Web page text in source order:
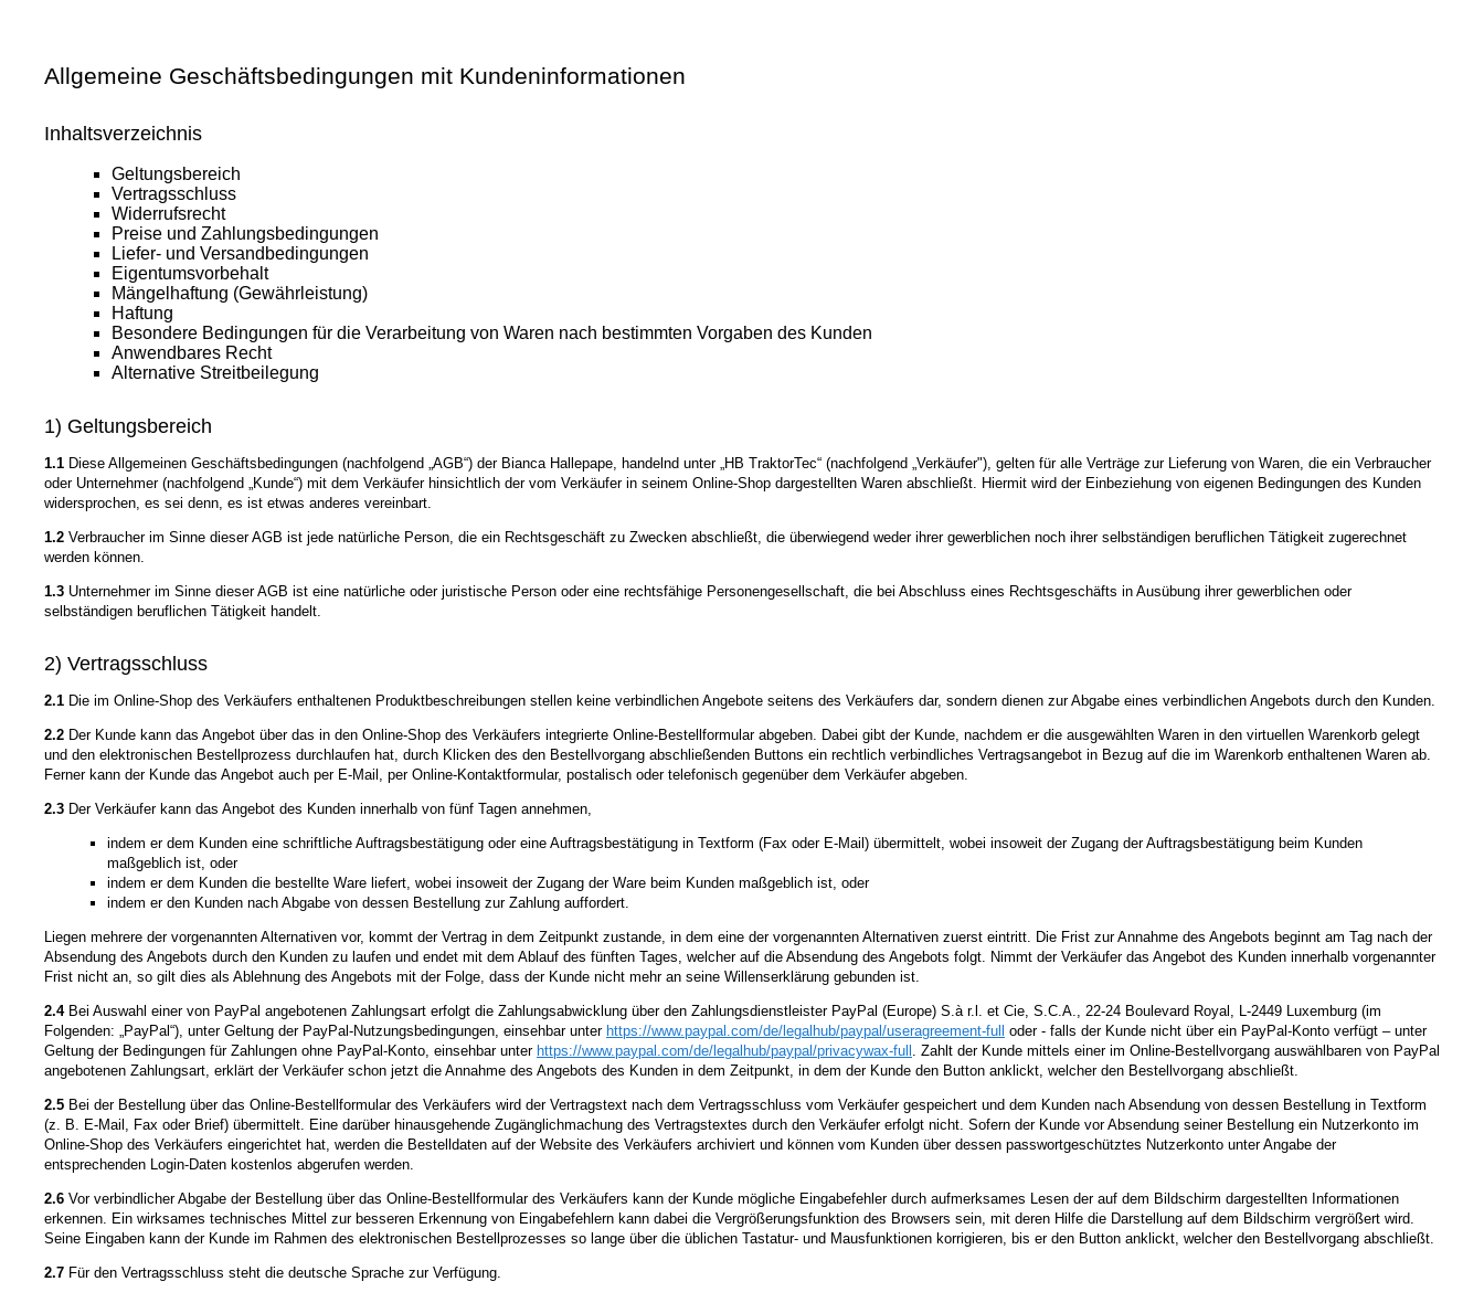
Allgemeine Geschäftsbedingungen mit Kundeninformationen
Inhaltsverzeichnis
Geltungsbereich
Vertragsschluss
Widerrufsrecht
Preise und Zahlungsbedingungen
Liefer- und Versandbedingungen
Eigentumsvorbehalt
Mängelhaftung (Gewährleistung)
Haftung
Besondere Bedingungen für die Verarbeitung von Waren nach bestimmten Vorgaben des Kunden
Anwendbares Recht
Alternative Streitbeilegung
1) Geltungsbereich
1.1 Diese Allgemeinen Geschäftsbedingungen (nachfolgend „AGB“) der Bianca Hallepape, handelnd unter „HB TraktorTec“ (nachfolgend „Verkäufer"), gelten für alle Verträge zur Lieferung von Waren, die ein Verbraucher
oder Unternehmer (nachfolgend „Kunde“) mit dem Verkäufer hinsichtlich der vom Verkäufer in seinem Online-Shop dargestellten Waren abschließt. Hiermit wird der Einbeziehung von eigenen Bedingungen des Kunden
widersprochen, es sei denn, es ist etwas anderes vereinbart.
1.2 Verbraucher im Sinne dieser AGB ist jede natürliche Person, die ein Rechtsgeschäft zu Zwecken abschließt, die überwiegend weder ihrer gewerblichen noch ihrer selbständigen beruflichen Tätigkeit zugerechnet
werden können.
1.3 Unternehmer im Sinne dieser AGB ist eine natürliche oder juristische Person oder eine rechtsfähige Personengesellschaft, die bei Abschluss eines Rechtsgeschäfts in Ausübung ihrer gewerblichen oder
selbständigen beruflichen Tätigkeit handelt.
2) Vertragsschluss
2.1 Die im Online-Shop des Verkäufers enthaltenen Produktbeschreibungen stellen keine verbindlichen Angebote seitens des Verkäufers dar, sondern dienen zur Abgabe eines verbindlichen Angebots durch den Kunden.
2.2 Der Kunde kann das Angebot über das in den Online-Shop des Verkäufers integrierte Online-Bestellformular abgeben. Dabei gibt der Kunde, nachdem er die ausgewählten Waren in den virtuellen Warenkorb gelegt
und den elektronischen Bestellprozess durchlaufen hat, durch Klicken des den Bestellvorgang abschließenden Buttons ein rechtlich verbindliches Vertragsangebot in Bezug auf die im Warenkorb enthaltenen Waren ab.
Ferner kann der Kunde das Angebot auch per E-Mail, per Online-Kontaktformular, postalisch oder telefonisch gegenüber dem Verkäufer abgeben.
2.3 Der Verkäufer kann das Angebot des Kunden innerhalb von fünf Tagen annehmen,
indem er dem Kunden eine schriftliche Auftragsbestätigung oder eine Auftragsbestätigung in Textform (Fax oder E-Mail) übermittelt, wobei insoweit der Zugang der Auftragsbestätigung beim Kunden
maßgeblich ist, oder
indem er dem Kunden die bestellte Ware liefert, wobei insoweit der Zugang der Ware beim Kunden maßgeblich ist, oder
indem er den Kunden nach Abgabe von dessen Bestellung zur Zahlung auffordert.
Liegen mehrere der vorgenannten Alternativen vor, kommt der Vertrag in dem Zeitpunkt zustande, in dem eine der vorgenannten Alternativen zuerst eintritt. Die Frist zur Annahme des Angebots beginnt am Tag nach der
Absendung des Angebots durch den Kunden zu laufen und endet mit dem Ablauf des fünften Tages, welcher auf die Absendung des Angebots folgt. Nimmt der Verkäufer das Angebot des Kunden innerhalb vorgenannter
Frist nicht an, so gilt dies als Ablehnung des Angebots mit der Folge, dass der Kunde nicht mehr an seine Willenserklärung gebunden ist.
2.4Bei Auswahl einer von PayPal angebotenen Zahlungsart erfolgt die Zahlungsabwicklung über den Zahlungsdienstleister PayPal (Europe) S.à r.l. et Cie, S.C.A., 22-24 Boulevard Royal, L-2449 Luxemburg (im
Folgenden: „PayPal“), unter Geltung der PayPal-Nutzungsbedingungen, einsehbar unter https://www.paypal.com/de/legalhub/paypal/useragreement-full
oder - falls der Kunde nicht über ein PayPal-Konto verfügt – unter
Geltung der Bedingungen für Zahlungen ohne PayPal-Konto, einsehbar unter https://www.paypal.com/de/legalhub/paypal/privacywax-full . Zahlt der Kunde mittels einer im Online-Bestellvorgang auswählbaren von PayPal
angebotenen Zahlungsart, erklärt der Verkäufer schon jetzt die Annahme des Angebots des Kunden in dem Zeitpunkt, in dem der Kunde den Button anklickt, welcher den Bestellvorgang abschließt.
2.5 Bei der Bestellung über das Online-Bestellformular des Verkäufers wird der Vertragstext nach dem Vertragsschluss vom Verkäufer gespeichert und dem Kunden nach Absendung von dessen Bestellung in Textform
(z. B. E-Mail, Fax oder Brief) übermittelt. Eine darüber hinausgehende Zugänglichmachung des Vertragstextes durch den Verkäufer erfolgt nicht. Sofern der Kunde vor Absendung seiner Bestellung ein Nutzerkonto im
Online-Shop des Verkäufers eingerichtet hat, werden die Bestelldaten auf der Website des Verkäufers archiviert und können vom Kunden über dessen passwortgeschütztes Nutzerkonto unter Angabe der
entsprechenden Login-Daten kostenlos abgerufen werden.
2.6 Vor verbindlicher Abgabe der Bestellung über das Online-Bestellformular des Verkäufers kann der Kunde mögliche Eingabefehler durch aufmerksames Lesen der auf dem Bildschirm dargestellten Informationen
erkennen. Ein wirksames technisches Mittel zur besseren Erkennung von Eingabefehlern kann dabei die Vergrößerungsfunktion des Browsers sein, mit deren Hilfe die Darstellung auf dem Bildschirm vergrößert wird.
Seine Eingaben kann der Kunde im Rahmen des elektronischen Bestellprozesses so lange über die üblichen Tastatur- und Mausfunktionen korrigieren, bis er den Button anklickt, welcher den Bestellvorgang abschließt.
2.7 Für den Vertragsschluss steht die deutsche Sprache zur Verfügung.